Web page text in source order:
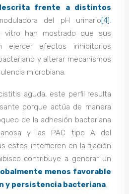
frente a distintos
del pH urinario[4].
vitro han mostrado que sus
ejercer efectos inhibitorios
y alterar mecanismos
microbiana.
aguda, este perfil resulta
porque actúa de manera
de la adhesión bacteriana
y las PAC tipo A del
estos interfieren en la fijación
contribuye a generar un
menos favorable
y persistencia bacteriana.